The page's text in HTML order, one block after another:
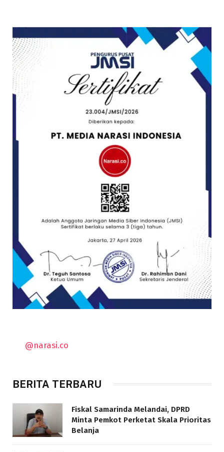
@narasi.co
BERITA TERBARU
Fiskal Samarinda Melandai, DPRD
Minta Pemkot Perketat Skala Prioritas
Belanja